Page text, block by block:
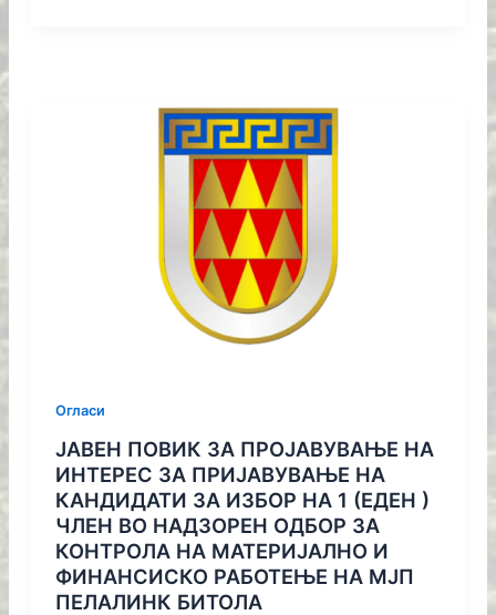
Огласи
ЈАВЕН ПОВИК ЗА ПРОЈАВУВАЊЕ НА
ИНТЕРЕС ЗА ПРИЈАВУВАЊЕ НА
КАНДИДАТИ ЗА ИЗБОР НА 1 (ЕДЕН )
ЧЛЕН ВО НАДЗОРЕН ОДБОР ЗА
КОНТРОЛА НА МАТЕРИЈАЛНО И
ФИНАНСИСКО РАБОТЕЊЕ НА МЈП
ПЕЛАЛИНК БИТОЛА